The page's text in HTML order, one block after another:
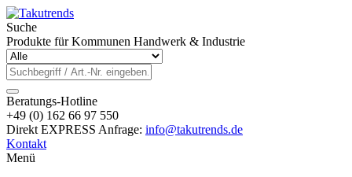
Suche
Produkte für Kommunen Handwerk & Industrie
Beratungs-Hotline
+49 (0) 162 66 97 550
Direkt EXPRESS Anfrage: info@takutrends.de
Kontakt
Menü